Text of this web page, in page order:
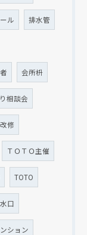
ル 排水管
会所枡
相談会
修
ＴＯＴＯ主催
TOTO
口
ション